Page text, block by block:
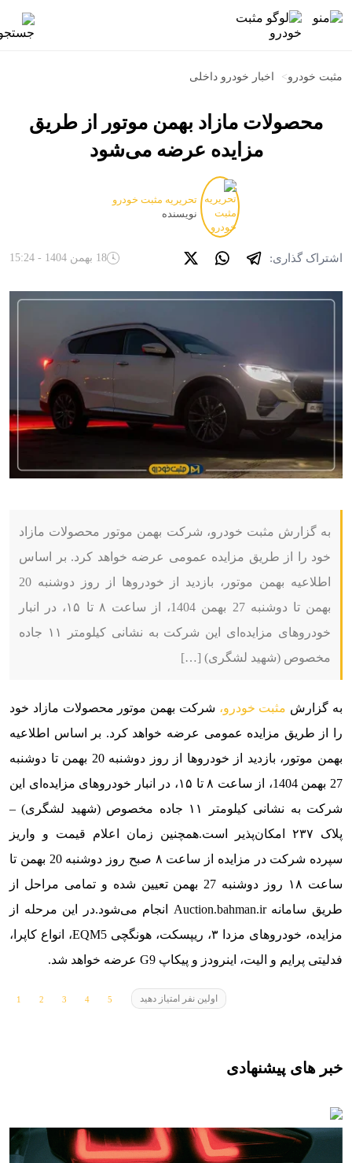
مثبت خودرو> اخبار خودرو داخلی
محصولات مازاد بهمن موتور از طریق
مزایده عرضه می‌شود
تحریریه مثبت خودرو
نویسنده
اشتراک گذاری: 18 بهمن 1404 - 15:24
به گزارش مثبت خودرو، شرکت بهمن موتور محصولات مازاد
خود را از طریق مزایده عمومی عرضه خواهد کرد. بر اساس
اطلاعیه بهمن موتور، بازدید از خودروها از روز دوشنبه 20
بهمن تا دوشنبه 27 بهمن 1404، از ساعت ۸ تا ۱۵، در انبار
خودروهای مزایده‌ای این شرکت به نشانی کیلومتر ۱۱ جاده
مخصوص (شهید لشگری) […]
به گزارش مثبت خودرو، شرکت بهمن موتور محصولات مازاد خود
را از طریق مزایده عمومی عرضه خواهد کرد. بر اساس اطلاعیه
بهمن موتور، بازدید از خودروها از روز دوشنبه 20 بهمن تا دوشنبه
27 بهمن 1404، از ساعت ۸ تا ۱۵، در انبار خودروهای مزایده‌ای این
شرکت به نشانی کیلومتر ۱۱ جاده مخصوص (شهید لشگری) –
پلاک ۲۳۷ امکان‌پذیر است.
همچنین زمان اعلام قیمت و واریز
سپرده شرکت در مزایده از ساعت ۸ صبح روز دوشنبه 20 بهمن تا
ساعت ۱۸ روز دوشنبه 27 بهمن تعیین شده و تمامی مراحل از
طریق سامانهAuction.bahman.ir انجام می‌شود.در این مرحله از
مزایده، خودروهای مزدا ۳، ریپسکت، هونگچی EQM5، انواع کاپرا،
فدلیتی پرایم و الیت، اینرودز و پیکاپ G9 عرضه خواهد شد.
اولین نفر امتیاز دهید
خبر های پیشنهادی